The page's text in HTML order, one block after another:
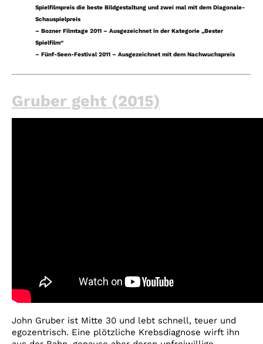
Spielfilmpreis die beste Bildgestaltung und zwei mal mit dem Diagonale-
Schauspielpreis
– Bozner Filmtage 2011 – Ausgezeichnet in der Kategorie „Bester
Spielfilm“
– Fünf-Seen-Festival 2011 – Ausgezeichnet mit dem Nachwuchspreis
Gruber geht (2015)
John Gruber ist Mitte 30 und lebt schnell, teuer und
egozentrisch. Eine plötzliche Krebsdiagnose wirft ihn